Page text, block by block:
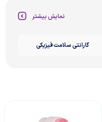
نمایش بیشتر
گارانتی سلامت فیزیکی